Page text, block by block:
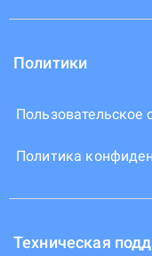
Политики
Пользовательское
Политика
Техническая